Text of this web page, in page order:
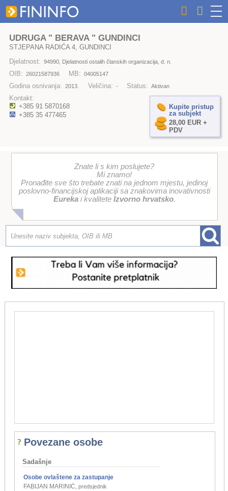
UDRUGA " BERAVA " GUNDINCI
STJEPANA RADIĆA 4, GUNDINCI
Djelatnost: 94990, Djelatnosti ostalih članskih organizacija, d. n.
OIB: 26021587936 MB: 04005147
Godina osnivanja: 2013. Veličina: - Status: Aktivan
Kontakt:
+385 91 5870168
+385 35 477465
Kupite pristup
za subjekt
28,00 EUR +
PDV
Znate li s kim poslujete?
Mi znamo!
Pronađite sve što trebate znati na jednom mjestu, jedinoj
poslovno-financijskoj aplikaciji sa znakovima inovativnosti
Eurekai kvalitete Izvorno hrvatsko.
Povezane osobe
Sadašnje
Osobe ovlaštene za zastupanje
FABIJAN MARINIĆ, predsjednik